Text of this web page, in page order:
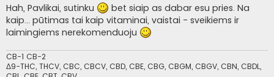
a
n
d
a
r
i
n
ė
Hah, Pavlikai, sutinku
bet siaip as dabar esu pries. Na
kaip... pūtimas tai kaip vitaminai, vaistai - sveikiems ir
laimingiems nerekomenduoju
CB-1 CB-2
Δ9-THC, THCV, CBC, CBCV, CBD, CBE, CBG, CBGM, CBGV, CBN, CBDL,